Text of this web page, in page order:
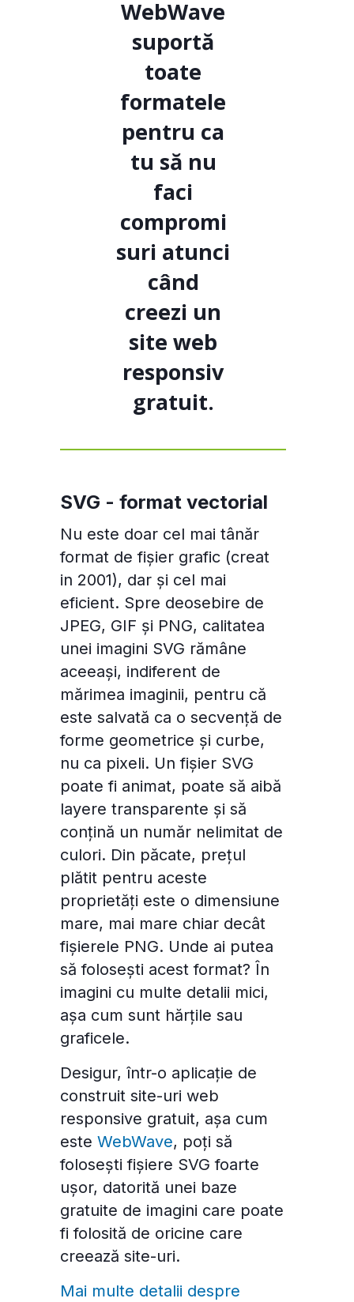
WebWave
suportă
toate
formatele
pentru ca
tu să nu
faci
compromi
suri atunci
când
creezi un
site web
responsiv
gratuit.
SVG - format vectorial
Nu este doar cel mai tânăr
format de fișier grafic (creat
in 2001), dar și cel mai
eficient. Spre deosebire de
JPEG, GIF și PNG, calitatea
unei imagini SVG rămâne
aceeași, indiferent de
mărimea imaginii, pentru că
este salvată ca o secvență de
forme geometrice și curbe,
nu ca pixeli. Un fișier SVG
poate fi animat, poate să aibă
layere transparente și să
conțină un număr nelimitat de
culori. Din păcate, prețul
plătit pentru aceste
proprietăți este o dimensiune
mare, mai mare chiar decât
fișierele PNG. Unde ai putea
să folosești acest format? În
imagini cu multe detalii mici,
așa cum sunt hărțile sau
graficele.
Desigur, într-o aplicație de
construit site-uri web
responsive gratuit, așa cum
este WebWave, poți să
folosești fișiere SVG foarte
ușor, datorită unei baze
gratuite de imagini care poate
fi folosită de oricine care
creează site-uri.
Mai multe detalii despre